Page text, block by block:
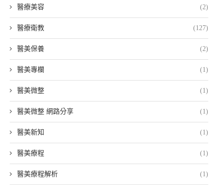
醫療美容 (2)
醫療衛教 (127)
醫美保養 (2)
醫美專欄 (1)
醫美微整 (1)
醫美微整 網路分享 (1)
醫美新知 (1)
醫美療程 (1)
醫美療程解析 (1)